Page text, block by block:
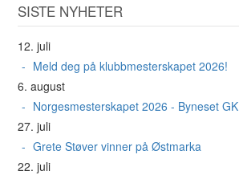
SISTE NYHETER
12. juli
Meld deg på klubbmesterskapet 2026!
6. august
Norgesmesterskapet 2026 - Byneset GK
27. juli
Grete Støver vinner på Østmarka
22. juli